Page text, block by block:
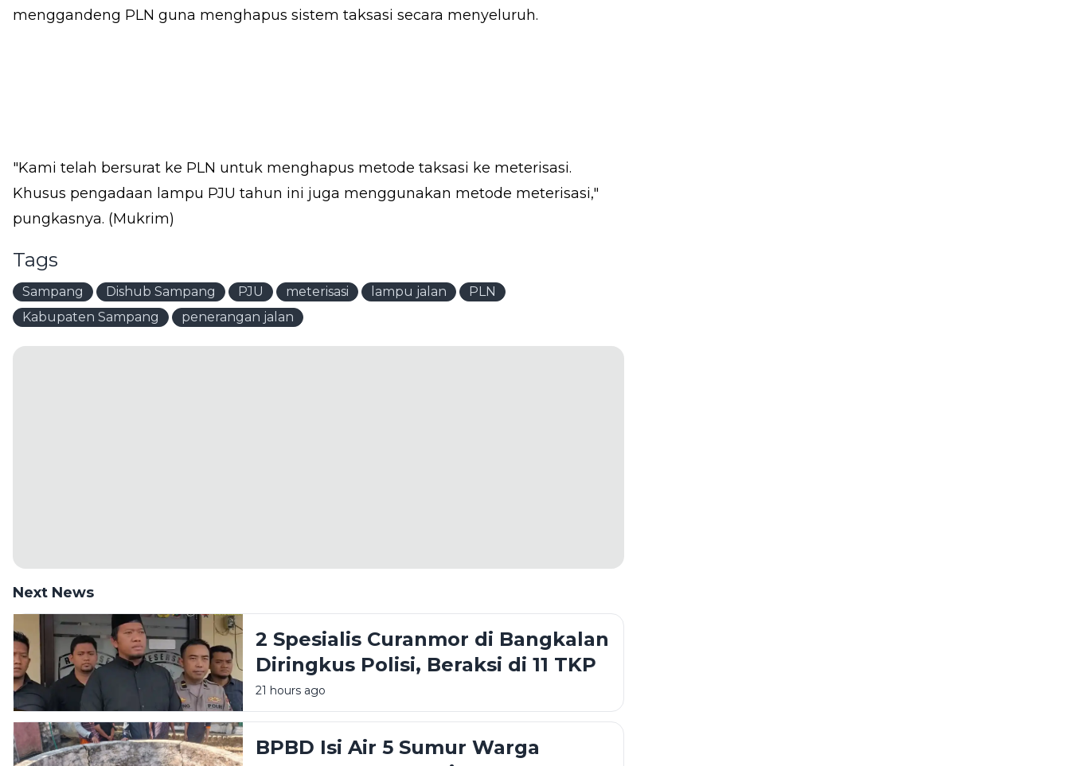
menggandeng PLN guna menghapus sistem taksasi secara menyeluruh.
"Kami telah bersurat ke PLN untuk menghapus metode taksasi ke meterisasi.
Khusus pengadaan lampu PJU tahun ini juga menggunakan metode meterisasi,"
pungkasnya. (Mukrim)
Tags
Sampang Dishub Sampang PJU meterisasi lampu jalan
PLN
Kabupaten Sampang
penerangan jalan
Next News
2 Spesialis Curanmor di Bangkalan
Diringkus Polisi, Beraksi di 11 TKP
21 hours ago
BPBD Isi Air 5 Sumur Warga